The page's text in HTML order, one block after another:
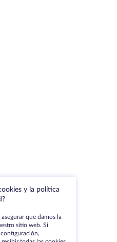
y la política
que damos la
sitio web. Si